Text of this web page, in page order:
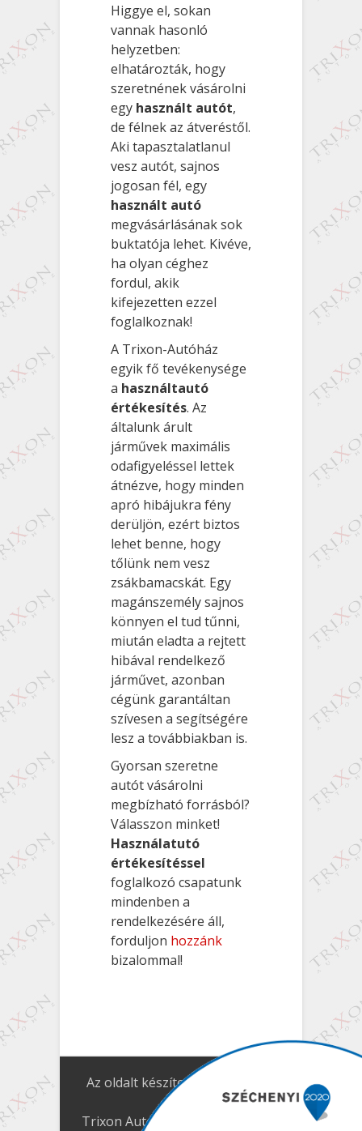
Higgye el, sokan
vannak hasonló
helyzetben:
elhatározták, hogy
szeretnének vásárolni
egy használt autót,
de félnek az átveréstől.
Aki tapasztalatlanul
vesz autót, sajnos
jogosan fél, egy
használt autó
megvásárlásának sok
buktatója lehet. Kivéve,
ha olyan céghez
fordul, akik
kifejezetten ezzel
foglalkoznak!
A Trixon-Autóház
egyik fő tevékenysége
a használtautó
értékesítés. Az
általunk árult
járművek maximális
odafigyeléssel lettek
átnézve, hogy minden
apró hibájukra fény
derüljön, ezért biztos
lehet benne, hogy
tőlünk nem vesz
zsákbamacskát. Egy
magánszemély sajnos
könnyen el tud tűnni,
miután eladta a rejtett
hibával rendelkező
járművet, azonban
cégünk garantáltan
szívesen a segítségére
lesz a továbbiakban is.
Gyorsan szeretne
autót vásárolni
megbízható forrásból?
Válasszon minket!
Használatutó
értékesítéssel
foglalkozó csapatunk
mindenben a
rendelkezésére áll,
forduljon hozzánk
bizalommal!
Az oldalt készítette:
Studio
Trixon Autóház